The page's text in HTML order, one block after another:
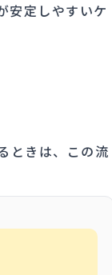
安定しやすいケ
ときは、この流